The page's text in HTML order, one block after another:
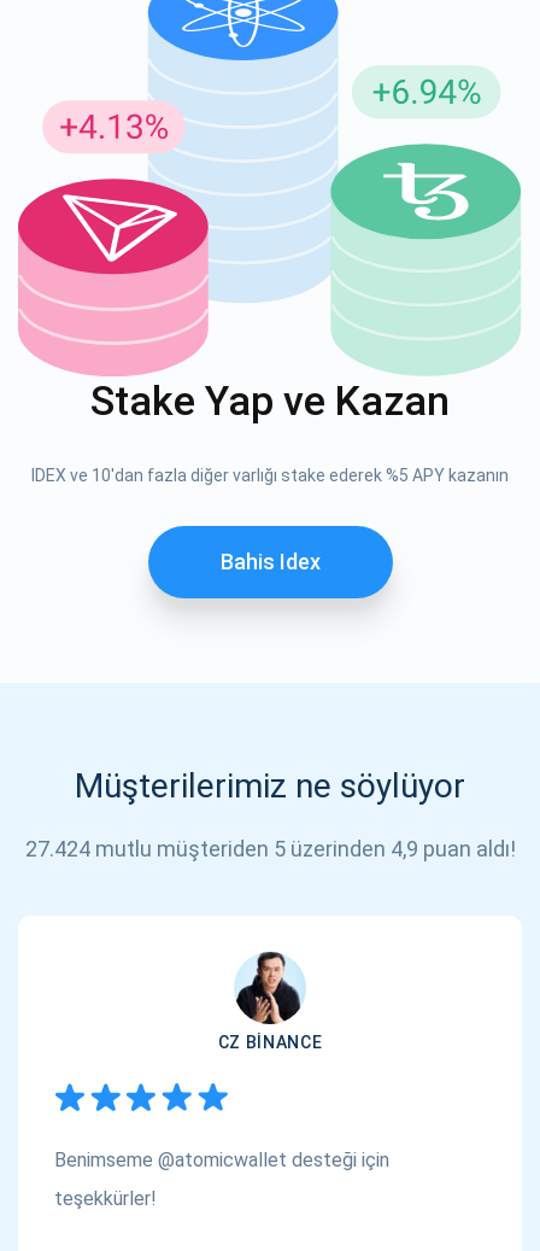
Stake Yap ve Kazan
IDEX ve 10'dan fazla diğer varlığı stake ederek %5 APY kazanın
Bahis Idex
Müşterilerimiz ne söylüyor
27.424 mutlu müşteriden 5 üzerinden 4,9 puan aldı!
CZ BINANCE
Benimseme @atomicwallet desteği için
teşekkürler!
ABONE OL
support@atomicwallet.io
YouTube'umuza göz atın
Güncellemeler için Abone Ol
En son proje güncellemelerini ve kripto kılavuzlarını ilk alan
siz olun